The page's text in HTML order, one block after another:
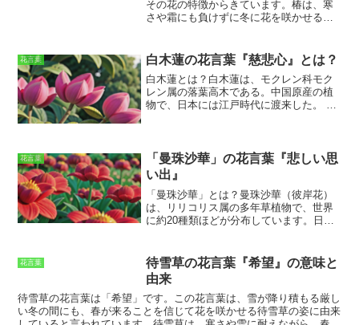
シザンサスは、花壇や鉢植えで楽しむことができます 。花壇に植
えるときは、日当たりの良い場所を選びましょう。鉢植えで育てる場
与えましょう。シザンサスは、花言葉「いつまでも一緒に」の通り、
大切な人に贈るのにぴったりの花です。また、その可愛らしい花姿
は、お部屋を明るくしてくれます。シザンサスを育てて、花のある暮
らしを楽しんでみませんか。
その花の特徴からきています。椿は、寒
さや霜にも負けずに冬に花を咲かせる花
るほど、鮮やかで華やかです。
しかし、
椿の花は、見る人にその華やかさを押し
付けるような派手さは持ち合わせていま
せん。むしろ、どこか控え目で、慎まし
い雰囲気を漂わせています。その姿が、
く、中国や韓国でも古くから親しまれて
きた花です。
と呼ばれ、縁起の良い花として扱われて
います。韓国では、「トンベック」と呼
ばれ、国の花にも指定されています。椿
は、その花言葉から、贈り物としても最
てはいかがでしょうか。
花言葉 白木蓮の花言葉『慈悲心』とは？
白木蓮とは？ 白木蓮は、モクレン科モク
レン属の落葉高木である。中国原産の植
物で、日本には江戸時代に渡来した。
高
ク色をしている。果実は集合果で、長さ5
～10cmほどの円柱形をしている。
は、その美しい花姿から古くから親しま
れてきた植物である。日本では、平安時
代にはすでに観賞用として栽培されてい
た。現代でも、公園や庭園などに植えら
「純潔」である。慈悲心は、他人を思い
やる心のことである。高潔は、清らかで
高尚なことである。純潔は、汚れのない
ことである。これらの花言葉は、白木蓮
の白い花を連想させるものである。白い
花言葉
「曼珠沙華」の花言葉『悲しい思
い出』
「曼珠沙華」とは？ 曼珠沙華（彼岸花）
は、
リリコリス属の多年草植物で、世界
に約20種類ほどが分布しています。日本
を咲かせます。曼珠沙華は、日本各地に
自生していますが、
特に彼岸の頃に咲く
ことから、別名「彼岸花」とも呼ばれて
います。曼珠沙華は、花言葉が「悲しい
思い出」であることから、別名「幽霊
花言葉
待雪草の花言葉『希望』の意味と
由来
待雪草の花言葉は「希望 」です。この花言葉は、 雪が降り積もる厳し
い冬の間にも、春が来ることを信じて花を咲かせる待雪草の姿に由来